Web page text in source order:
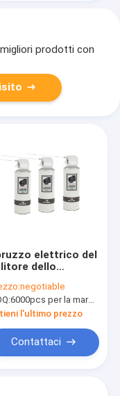
prodotti con
elettrico del
dello
negotiable
6000pcs per la marca di Aristo, 15000pcs per la marca del cliente
l'ultimo prezzo
Contattaci